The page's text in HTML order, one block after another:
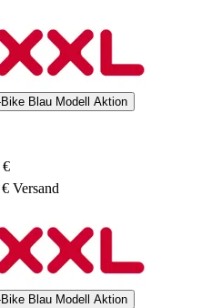
Blau Modell Aktion
€
Versand
Blau Modell Aktion